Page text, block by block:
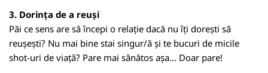
3. Dorința de a reuși
Păi ce sens are să începi o relație dacă nu îți dorești să
reușești? Nu mai bine stai singur/ă și te bucuri de micile
shot-uri de viață? Pare mai sănătos așa... Doar pare!